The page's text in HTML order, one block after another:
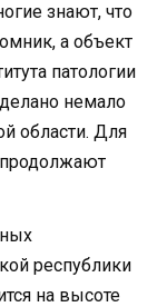
знают, что
а объект
патологии
немало
области. Для
республики
на высоте